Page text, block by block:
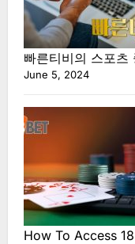
빠른티비의 스포츠
June 5, 2024
How To Access